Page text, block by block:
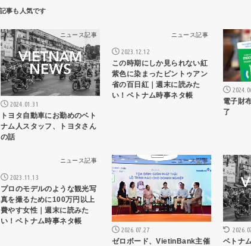
ニュース記事
2024.01.31
トヨタ自動車にお勤めのベト
ナム人スタッフ、トヨタさん
の話
ニュース記事
2023.12.12
この時期にしか見られない紅
紫色に染まったビントゥアン
省の百日紅｜週末に読みた
い！ベトナム時事ネタ帳
電子財
了
ニュース記事
2023.11.13
プロのモデルのような観光写
真を撮るために100万円以上
費やす女性｜週末に読みた
い！ベトナム時事ネタ帳
ニュース記事
2026.07.27
ゼロボード、VietinBank主催
ベトナ